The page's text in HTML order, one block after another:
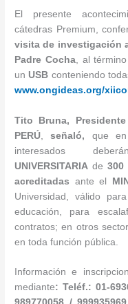
El presente
cátedras Premium,
visita de investigación a
Padre Cocha, al
un USB conteniendo
www.ongideas.org/
Tito Bruna,
PERÚ ,señaló, que en
interesados
UNIVERSITARIA de300
acreditadas ante el
Universidad, válido
educación, para
contratos; en otros
en toda función pública.
Información e
mediante: Teléf.: 01-